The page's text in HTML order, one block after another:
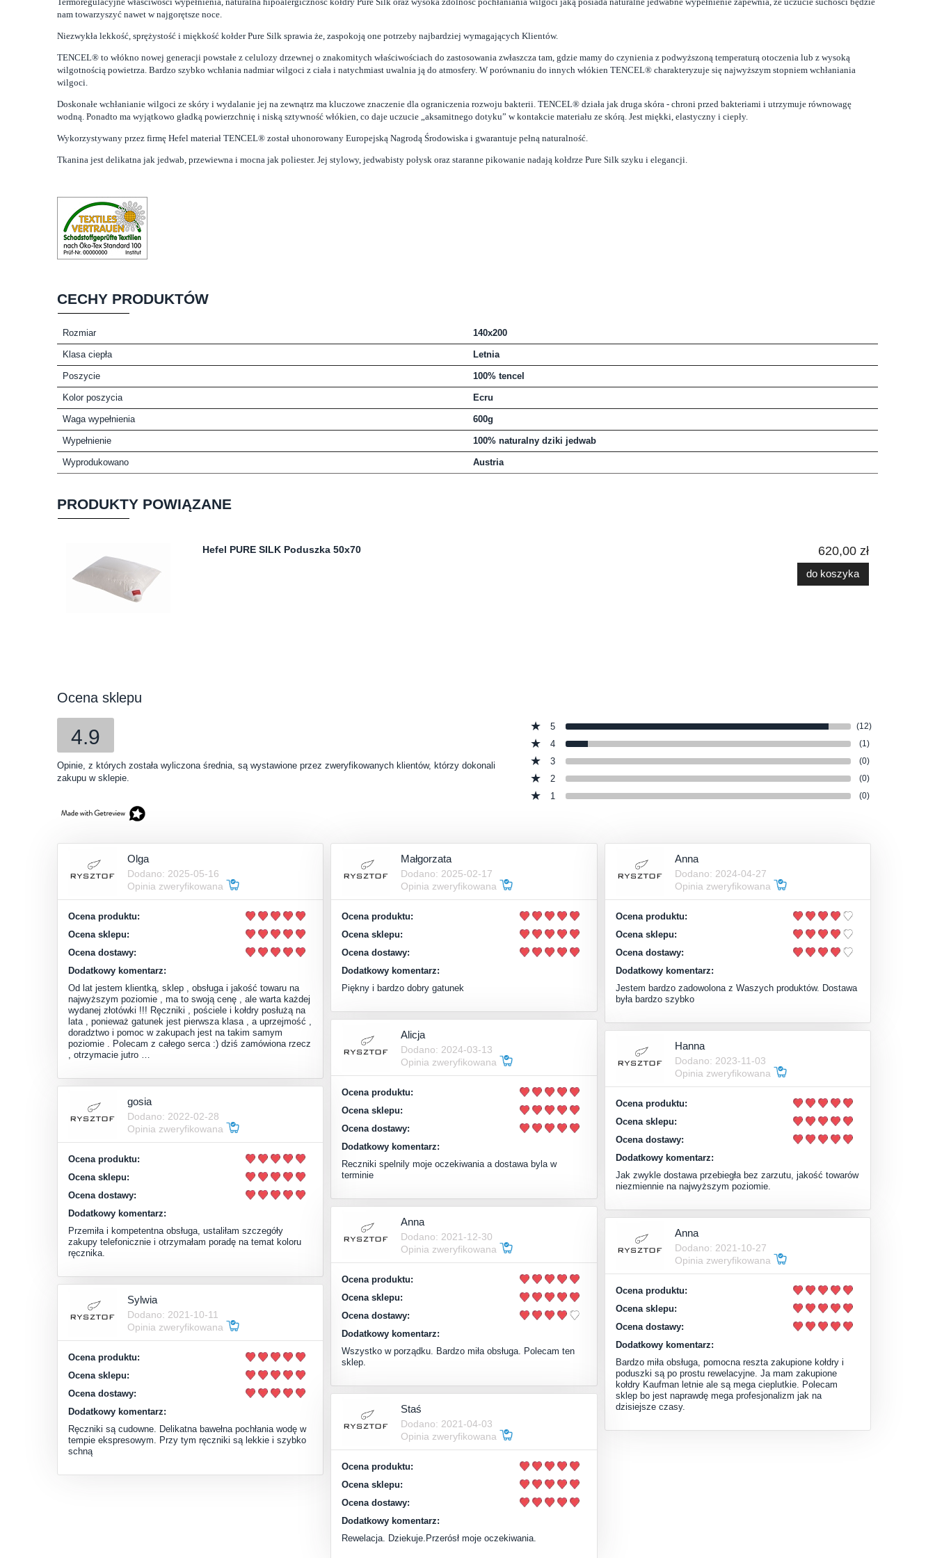
nam towarzyszyć nawet w najgorętsze noce.
Niezwykła lekkość, sprężystość i miękkość kołder Pure Silk sprawia że, zaspokoją one potrzeby najbardziej wymagających Klientów.
TENCEL® to włókno nowej generacji powstałe z celulozy drzewnej o znakomitych właściwościach do zastosowania zwłaszcza tam, gdzie mamy do czynienia z podwyższoną temperaturą otoczenia lub z wysoką
wilgotnością powietrza. Bardzo szybko wchłania nadmiar wilgoci z ciała i natychmiast uwalnia ją do atmosfery. W porównaniu do innych włókien TENCEL® charakteryzuje się najwyższym stopniem wchłaniania
wilgoci.
Doskonałe wchłanianie wilgoci ze skóry i wydalanie jej na zewnątrz ma kluczowe znaczenie dla ograniczenia rozwoju bakterii. TENCEL® działa jak druga skóra - chroni przed bakteriami i utrzymuje równowagę
wodną. Ponadto ma wyjątkowo gładką powierzchnię i niską sztywność włókien, co daje uczucie „aksamitnego dotyku” w kontakcie materiału ze skórą. Jest miękki, elastyczny i ciepły.
Wykorzystywany przez firmę Hefel materiał TENCEL® został uhonorowany Europejską Nagrodą Środowiska i gwarantuje pełną naturalność.
Tkanina jest delikatna jak jedwab, przewiewna i mocna jak poliester. Jej stylowy, jedwabisty połysk oraz staranne pikowanie nadają kołdrze Pure Silk szyku i elegancji.
CECHY PRODUKTÓW
Rozmiar 140x200
Klasa ciepła Letnia
Poszycie 100% tencel
Kolor poszycia Ecru
Waga wypełnienia 600g
Wypełnienie 100% naturalny dziki jedwab
Wyprodukowano Austria
PRODUKTY POWIĄZANE
Hefel PURE SILK Poduszka 50x70 620,00 zł
do koszyka
Ocena sklepu
4.9
Opinie, z których została wyliczona średnia, są wystawione przez zweryfikowanych klientów, którzy dokonali
zakupu w sklepie.
5 (12)
4 (1)
3 (0)
2 (0)
1 (0)
Olga
Dodano: 2025-05-16
Opinia zweryfikowana
Ocena produktu:
Ocena sklepu:
Ocena dostawy:
Dodatkowy komentarz:
Od lat jestem klientką, sklep , obsługa i jakość towaru na
najwyższym poziomie , ma to swoją cenę , ale warta każdej
wydanej złotówki !!! Ręczniki , pościele i kołdry posłużą na
lata , ponieważ gatunek jest pierwsza klasa , a uprzejmość ,
doradztwo i pomoc w zakupach jest na takim samym
poziomie . Polecam z całego serca :) dziś zamówiona rzecz
, otrzymacie jutro …
Małgorzata
Dodano: 2025-02-17
Opinia zweryfikowana
Ocena produktu:
Ocena sklepu:
Ocena dostawy:
Dodatkowy komentarz:
Piękny i bardzo dobry gatunek
Anna
Dodano: 2024-04-27
Opinia zweryfikowana
Ocena produktu:
Ocena sklepu:
Ocena dostawy:
Dodatkowy komentarz:
Jestem bardzo zadowolona z Waszych produktów. Dostawa
była bardzo szybko
Alicja
Dodano: 2024-03-13
Opinia zweryfikowana
Ocena produktu:
Ocena sklepu:
Ocena dostawy:
Dodatkowy komentarz:
Reczniki spelnily moje oczekiwania a dostawa byla w
terminie
Hanna
Dodano: 2023-11-03
Opinia zweryfikowana
Ocena produktu:
Ocena sklepu:
Ocena dostawy:
Dodatkowy komentarz:
Jak zwykle dostawa przebiegła bez zarzutu, jakość towarów
niezmiennie na najwyższym poziomie.
gosia
Dodano: 2022-02-28
Opinia zweryfikowana
Ocena produktu:
Ocena sklepu:
Ocena dostawy:
Dodatkowy komentarz:
Przemiła i kompetentna obsługa, ustaliłam szczegóły
zakupy telefonicznie i otrzymałam poradę na temat koloru
ręcznika.
Anna
Dodano: 2021-12-30
Opinia zweryfikowana
Ocena produktu:
Ocena sklepu:
Ocena dostawy:
Dodatkowy komentarz:
Wszystko w porządku. Bardzo miła obsługa. Polecam ten
sklep.
Anna
Dodano: 2021-10-27
Opinia zweryfikowana
Ocena produktu:
Ocena sklepu:
Ocena dostawy:
Dodatkowy komentarz:
Bardzo miła obsługa, pomocna reszta zakupione kołdry i
poduszki są po prostu rewelacyjne. Ja mam zakupione
kołdry Kaufman letnie ale są mega cieplutkie. Polecam
sklep bo jest naprawdę mega profesjonalizm jak na
dzisiejsze czasy.
Sylwia
Dodano: 2021-10-11
Opinia zweryfikowana
Ocena produktu:
Ocena sklepu:
Ocena dostawy:
Dodatkowy komentarz:
Ręczniki są cudowne. Delikatna bawełna pochłania wodę w
tempie ekspresowym. Przy tym ręczniki są lekkie i szybko
schną
Staś
Dodano: 2021-04-03
Opinia zweryfikowana
Ocena produktu:
Ocena sklepu:
Ocena dostawy:
Dodatkowy komentarz:
Rewelacja. Dziekuje.Przerósł moje oczekiwania.